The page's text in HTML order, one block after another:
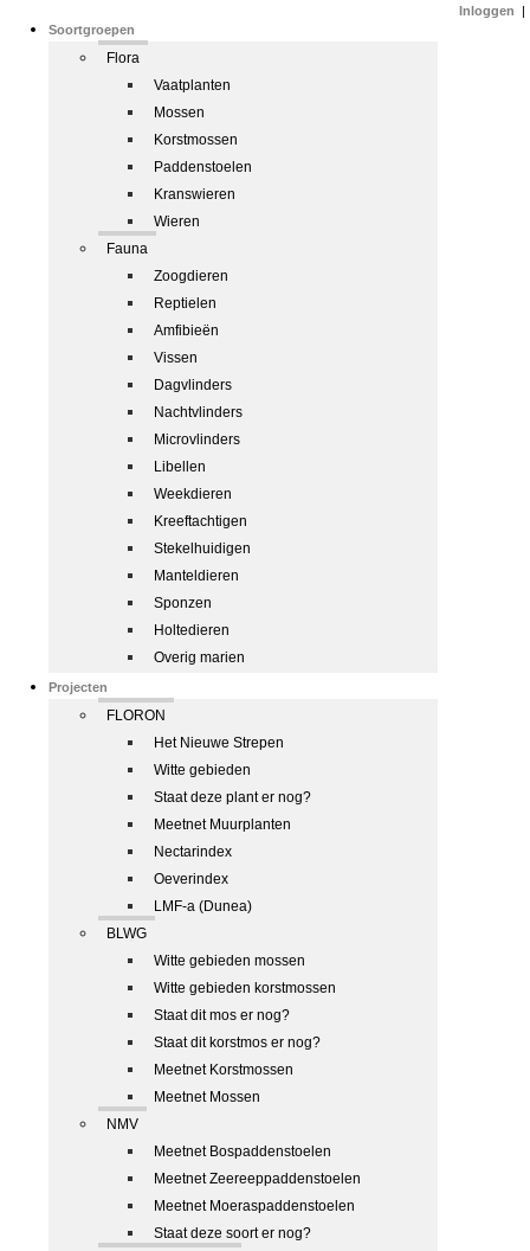
Soortgroepen
Flora
Vaatplanten
Mossen
Korstmossen
Paddenstoelen
Kranswieren
Wieren
Fauna
Zoogdieren
Reptielen
Amfibieën
Vissen
Dagvlinders
Nachtvlinders
Microvlinders
Libellen
Weekdieren
Kreeftachtigen
Stekelhuidigen
Manteldieren
Sponzen
Holtedieren
Overig marien
Projecten
FLORON
Het Nieuwe Strepen
Witte gebieden
Staat deze plant er nog?
Meetnet Muurplanten
Nectarindex
Oeverindex
LMF-a (Dunea)
BLWG
Witte gebieden mossen
Witte gebieden korstmossen
Staat dit mos er nog?
Staat dit korstmos er nog?
Meetnet Korstmossen
Meetnet Mossen
NMV
Meetnet Bospaddenstoelen
Meetnet Zeereeppaddenstoelen
Meetnet Moeraspaddenstoelen
Staat deze soort er nog?
Inloggen |